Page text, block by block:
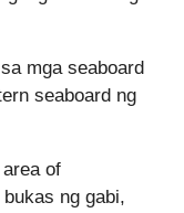
mga seaboard
seaboard ng
area of
ng gabi,